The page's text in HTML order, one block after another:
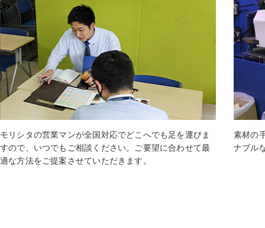
モリシタの営業マンが全国対応でどこへでも足を運びま
すので、いつでもご相談ください。ご要望に合わせて最
適な方法をご提案させていただきます。
素材の
ナブル